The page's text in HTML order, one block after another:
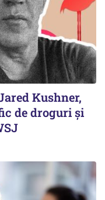
Kushner,
de droguri și